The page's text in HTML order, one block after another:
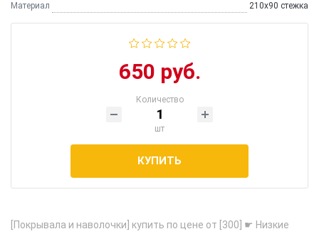
Материал 210х90 стежка
650 руб.
Количество
шт
КУПИТЬ
[Покрывала и наволочки] купить по цене от [300] ☛ Низкие